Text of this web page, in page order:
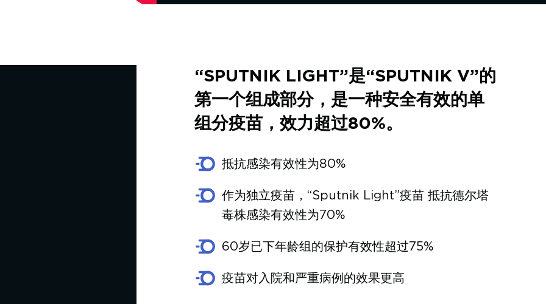
“SPUTNIK LIGHT”是“SPUTNIK V”的
第一个组成部分，是一种安全有效的单
组分疫苗，效力超过80%。
抵抗感染有效性为80%
作为独立疫苗，“Sputnik Light”疫苗 抵抗德尔塔
毒株感染有效性为70%
60岁已下年龄组的保护有效性超过75%
疫苗对入院和严重病例的效果更高